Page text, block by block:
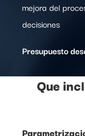
mejora del
decisiones
Presupuesto
Que